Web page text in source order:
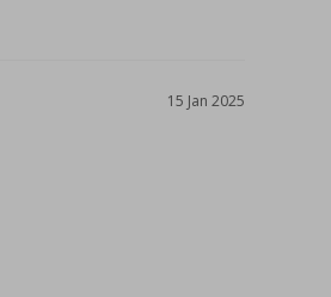
15 Jan 2025